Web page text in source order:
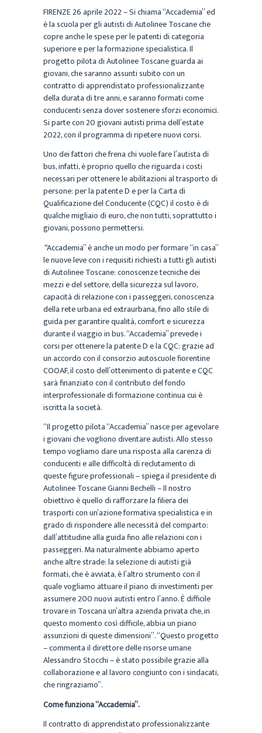
FIRENZE 26 aprile 2022 – Si chiama “Accademia” ed
è la scuola per gli autisti di Autolinee Toscane che
copre anche le spese per le patenti di categoria
superiore e per la formazione specialistica. Il
progetto pilota di Autolinee Toscane guarda ai
giovani, che saranno assunti subito con un
contratto di apprendistato professionalizzante
della durata di tre anni, e saranno formati come
conducenti senza dover sostenere sforzi economici.
Si parte con 20 giovani autisti prima dell’estate
2022, con il programma di ripetere nuovi corsi.
Uno dei fattori che frena chi vuole fare l’autista di
bus, infatti, è proprio quello che riguarda i costi
necessari per ottenere le abilitazioni al trasporto di
persone: per la patente D e per la Carta di
Qualificazione del Conducente (CQC) il costo è di
qualche migliaio di euro, che non tutti, soprattutto i
giovani, possono permettersi.
“Accademia” è anche un modo per formare “in casa”
le nuove leve con i requisiti richiesti a tutti gli autisti
di Autolinee Toscane: conoscenze tecniche dei
mezzi e del settore, della sicurezza sul lavoro,
capacità di relazione con i passeggeri, conoscenza
della rete urbana ed extraurbana, fino allo stile di
guida per garantire qualità, comfort e sicurezza
durante il viaggio in bus. “Accademia” prevede i
corsi per ottenere la patente D e la CQC: grazie ad
un accordo con il consorzio autoscuole fiorentine
COOAF, il costo dell’ottenimento di patente e CQC
sarà finanziato con il contributo del fondo
interprofessionale di formazione continua cui è
iscritta la società.
“Il progetto pilota “Accademia” nasce per agevolare
i giovani che vogliono diventare autisti. Allo stesso
tempo vogliamo dare una risposta alla carenza di
conducenti e alle difficoltà di reclutamento di
queste figure professionali – spiega il presidente di
Autolinee Toscane Gianni Bechelli – Il nostro
obiettivo è quello di rafforzare la filiera dei
trasporti con un’azione formativa specialistica e in
grado di rispondere alle necessità del comparto:
dall’attitudine alla guida fino alle relazioni con i
passeggeri. Ma naturalmente abbiamo aperto
anche altre strade: la selezione di autisti già
formati, che è avviata, è l’altro strumento con il
quale vogliamo attuare il piano di investimenti per
assumere 200 nuovi autisti entro l’anno. È difficile
trovare in Toscana un’altra azienda privata che, in
questo momento così difficile, abbia un piano
assunzioni di queste dimensioni”. “Questo progetto
– commenta il direttore delle risorse umane
Alessandro Stocchi – è stato possibile grazie alla
collaborazione e al lavoro congiunto con i sindacati,
che ringraziamo”.
Come funziona “Accademia”.
Il contratto di apprendistato professionalizzante